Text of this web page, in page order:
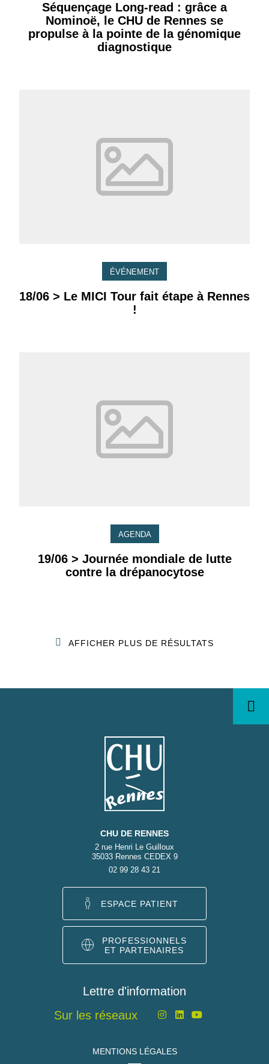
Séquençage Long-read : grâce a
Nominoë, le CHU de Rennes se
propulse à la pointe de la génomique
diagnostique
ÉVÉNEMENT
18/06 > Le MICI Tour fait étape à Rennes
!
AGENDA
19/06 > Journée mondiale de lutte
contre la drépanocytose
AFFICHER PLUS DE RÉSULTATS
CHU DE RENNES
2 rue Henri Le Guilloux
35033 Rennes CEDEX 9
02 99 28 43 21
ESPACE PATIENT
PROFESSIONNELS
ET PARTENAIRES
Lettre d'information
Sur les réseaux
MENTIONS LÉGALES